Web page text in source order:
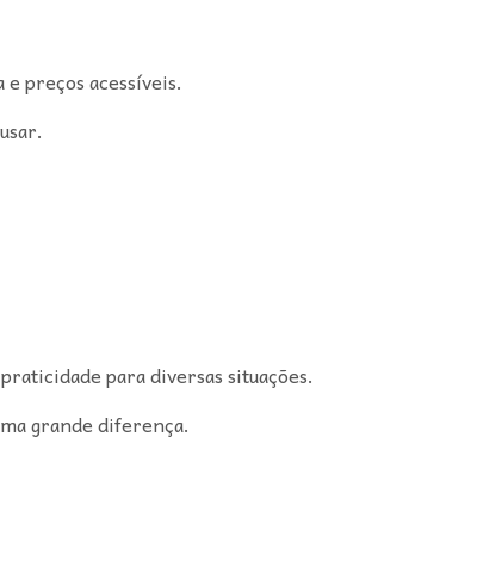
preços acessíveis.
para diversas situações.
grande diferença.